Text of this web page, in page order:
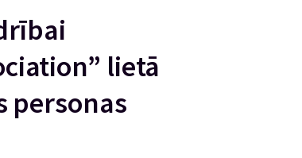
lietā
personas